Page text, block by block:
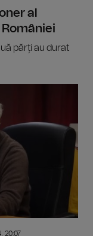
al
părți au durat
20:07